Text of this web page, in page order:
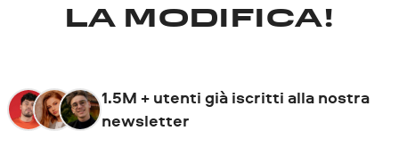
LA MODIFICA!
1.5M + utenti già iscritti alla nostra
newsletter